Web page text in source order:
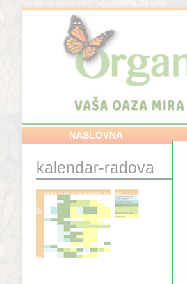
NASLOVNA
kalendar-radova